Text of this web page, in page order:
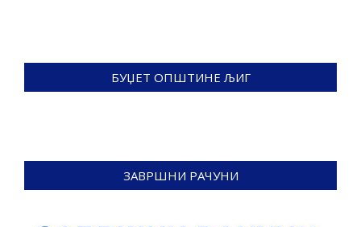
БУЏЕТ ОПШТИНЕ ЉИГ
ЗАВРШНИ РАЧУНИ